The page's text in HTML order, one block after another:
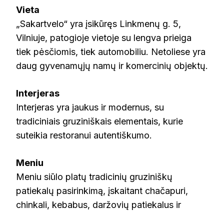
Vieta
„Sakartvelo“ yra įsikūręs Linkmenų g. 5,
Vilniuje, patogioje vietoje su lengva prieiga
tiek pėsčiomis, tiek automobiliu. Netoliese yra
daug gyvenamųjų namų ir komercinių objektų.
Interjeras
Interjeras yra jaukus ir modernus, su
tradiciniais gruziniškais elementais, kurie
suteikia restoranui autentiškumo.
Meniu
Meniu siūlo platų tradicinių gruziniškų
patiekalų pasirinkimą, įskaitant chačapuri,
chinkali, kebabus, daržovių patiekalus ir